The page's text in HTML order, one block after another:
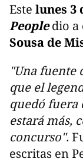
Este lunes 3
People dio a
Sousa de
"Una fuente
que el
quedó fuera
estará más,
concurso".
escritas en